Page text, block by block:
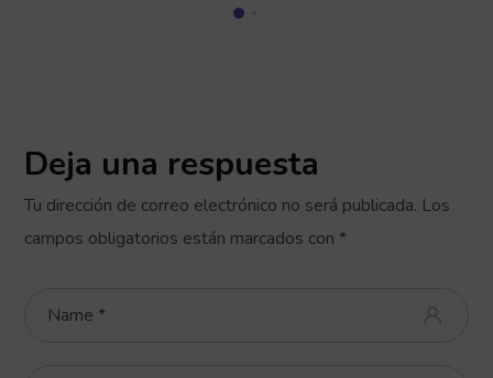
Deja una respuesta
Tu dirección de correo electrónico no será publicada. Los
campos obligatorios están marcados con *